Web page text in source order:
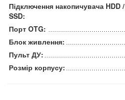
Підключення накопичувача HDD /
SSD:
Порт OTG:
Блок живлення:
Пульт ДУ:
Розмір корпусу: